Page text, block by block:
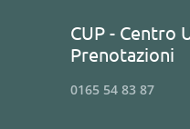
CUP - Centro
Prenotazioni
0165 54 83 87